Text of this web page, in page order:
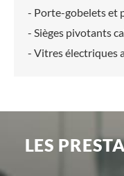
- Porte-gobelets et
- Sièges pivotants
- Vitres électriques
LES